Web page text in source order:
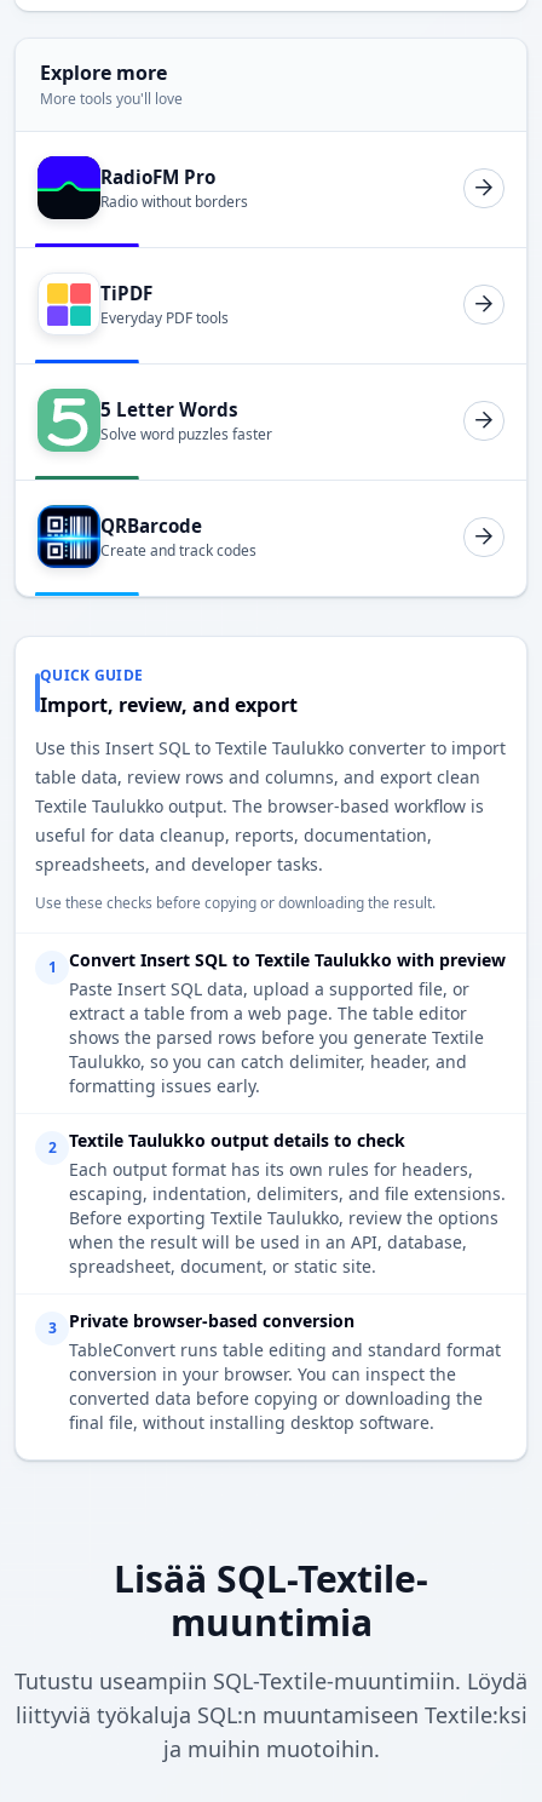
Explore more
More tools you'll love
RadioFM Pro
Radio without borders
TiPDF
Everyday PDF tools
5 Letter Words
Solve word puzzles faster
QRBarcode
Create and track codes
QUICK GUIDE
Import, review, and export
Use this Insert SQL to Textile Taulukko converter to import
table data, review rows and columns, and export clean
Textile Taulukko output. The browser-based workflow is
useful for data cleanup, reports, documentation,
spreadsheets, and developer tasks.
Use these checks before copying or downloading the result.
1
Convert Insert SQL to Textile Taulukko with preview
Paste Insert SQL data, upload a supported file, or
extract a table from a web page. The table editor
shows the parsed rows before you generate Textile
Taulukko, so you can catch delimiter, header, and
formatting issues early.
2
Textile Taulukko output details to check
Each output format has its own rules for headers,
escaping, indentation, delimiters, and file extensions.
Before exporting Textile Taulukko, review the options
when the result will be used in an API, database,
spreadsheet, document, or static site.
3
Private browser-based conversion
TableConvert runs table editing and standard format
conversion in your browser. You can inspect the
converted data before copying or downloading the
final file, without installing desktop software.
Lisää SQL-Textile-
muuntimia
Tutustu useampiin SQL-Textile-muuntimiin. Löydä
liittyviä työkaluja SQL:n muuntamiseen Textile:ksi
ja muihin muotoihin.